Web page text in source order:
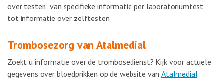
over testen; van specifieke informatie per laboratoriumtest
tot informatie over zelftesten.
Trombosezorg van Atalmedial
Zoekt u informatie over de trombosedienst? Kijk voor actuele
gegevens over bloedprikken op de website van Atalmedial.